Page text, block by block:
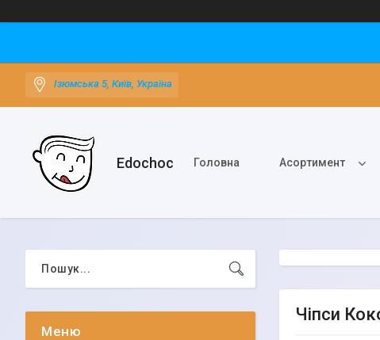
Ізюмська 5, Київ, Україна
Edochoс Головна Асортимент
Чіпси